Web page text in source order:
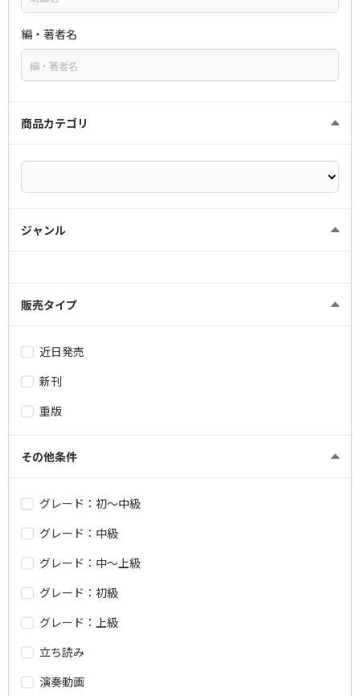
編・著者名
商品カテゴリ
ジャンル
販売タイプ
近日発売
新刊
重版
その他条件
グレード：初～中級
グレード：中級
グレード：中～上級
グレード：初級
グレード：上級
立ち読み
演奏動画